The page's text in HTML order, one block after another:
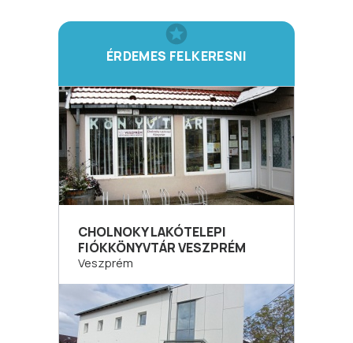
ÉRDEMES FELKERESNI
CHOLNOKY LAKÓTELEPI
FIÓKKÖNYVTÁR VESZPRÉM
Veszprém